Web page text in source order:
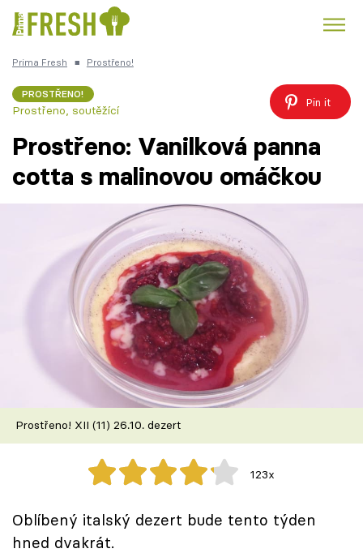
Česká kuchyně
Recepty
TV Program
Škola vaření
Recepty z TV
Speciál: Cuketa
Sledujte prima+
Prima Fresh ■ Prostřeno!
PROSTŘENO!
Prostřeno, soutěžící
Pin it
Prostřeno: Vanilková panna
cotta s malinovou omáčkou
Prostřeno! XII (11) 26.10. dezert
123x
Oblíbený italský dezert bude tento týden
hned dvakrát.